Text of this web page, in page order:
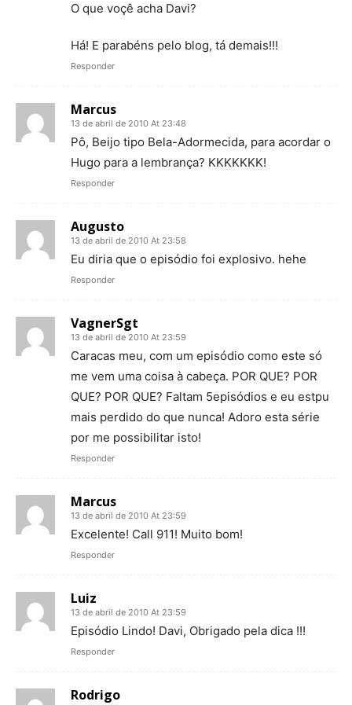
O que voçê acha Davi?
Há! E parabéns pelo blog, tá demais!!!
Responder
Marcus
13 de abril de 2010 At 23:48
Pô, Beijo tipo Bela-Adormecida, para acordar o
Hugo para a lembrança? KKKKKKK!
Responder
Augusto
13 de abril de 2010 At 23:58
Eu diria que o episódio foi explosivo. hehe
Responder
VagnerSgt
13 de abril de 2010 At 23:59
Caracas meu, com um episódio como este só
me vem uma coisa à cabeça. POR QUE? POR
QUE? POR QUE? Faltam 5episódios e eu estpu
mais perdido do que nunca! Adoro esta série
por me possibilitar isto!
Responder
Marcus
13 de abril de 2010 At 23:59
Excelente! Call 911! Muito bom!
Responder
Luiz
13 de abril de 2010 At 23:59
Episódio Lindo! Davi, Obrigado pela dica !!!
Responder
Rodrigo